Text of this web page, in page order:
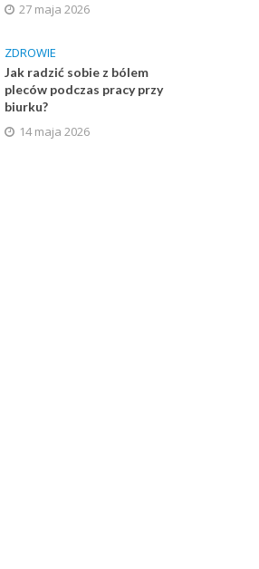
27 maja 2026
ZDROWIE
Jak radzić sobie z bólem
pleców podczas pracy przy
biurku?
14 maja 2026